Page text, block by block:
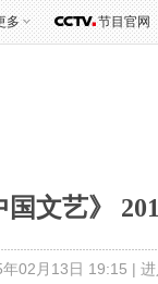
多 节目官网
国文艺》
02月13日 19:15 |